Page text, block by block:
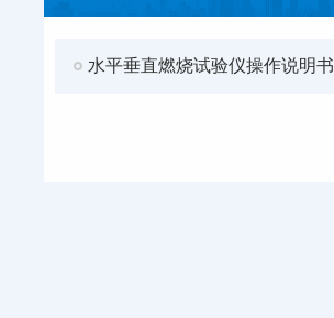
水平垂直燃烧试验仪操作说明书